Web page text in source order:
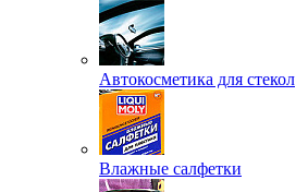
Автокосметика для стекол
Влажные салфетки